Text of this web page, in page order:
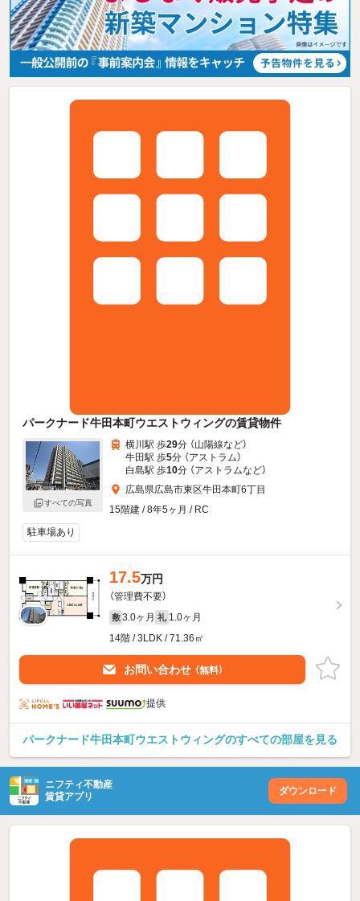
パークナード牛田本町ウエストウィングの賃貸物件
すべての写真
横川駅 歩29分 （山陽線など）
牛田駅 歩5分 （アストラム）
白島駅 歩10分 （アストラムなど）
広島県広島市東区牛田本町6丁目
15階建 / 8年5ヶ月 / RC
駐車場あり
17.5万円
（管理費不要）
敷 3.0ヶ月 礼 1.0ヶ月
14階 / 3LDK / 71.36㎡
お問い合わせ （無料）
提供
パークナード牛田本町ウエストウィングのすべての部屋を見る
ニフティ不動産
賃貸アプリ
ダウンロード